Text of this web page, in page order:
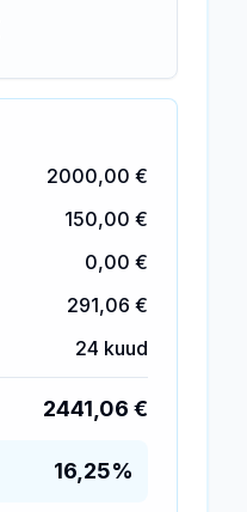
2000,00 €
150,00 €
0,00 €
291,06 €
24 kuud
2441,06 €
16,25%